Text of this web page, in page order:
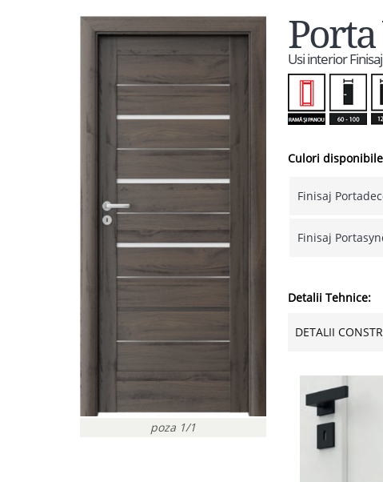
poza 1/1
Usi interior
Culori
Finisaj
Finisaj
Detalii Tehnice:
DETALII